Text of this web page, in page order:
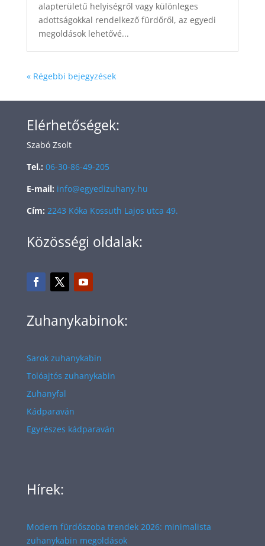
alapterületű helyiségről vagy különleges
adottságokkal rendelkező fürdőről, az egyedi
megoldások lehetővé...
« Régebbi bejegyzések
Elérhetőségek:
Szabó Zsolt
Tel.: 06-30-86-49-205
E-mail: info@egyedizuhany.hu
Cím: 2243 Kóka Kossuth Lajos utca 49.
Közösségi oldalak:
Zuhanykabinok:
Sarok zuhanykabin
Tolóajtós zuhanykabin
Zuhanyfal
Kádparaván
Egyrészes kádparaván
Hírek:
Modern fürdőszoba trendek 2026: minimalista
zuhanykabin megoldások